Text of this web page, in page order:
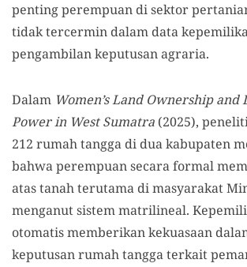
penting perempuan di sektor
tidak tercermin dalam data
pengambilan keputusan agraria.
Dalam Women’s Land Ownership and
Power in West Sumatra (2025),
212 rumah tangga di dua kabupaten
bahwa perempuan secara formal
atas tanah terutama di masyarakat
menganut sistem matrilineal.
otomatis memberikan kekuasaan
keputusan rumah tangga terkait